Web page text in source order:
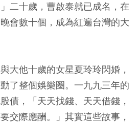
二十歲，曹啟泰就已成名，在
會數十個，成為紅遍台灣的大
大他十歲的女星夏玲玲閃婚，
了整個娛樂圈。一九九三年的
債，「天天找錢、天天借錢，
交際應酬。」其實這些故事，